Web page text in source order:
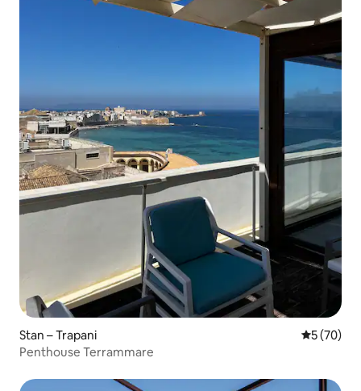
Stan – Trapani Prosječna
5 (70)
Penthouse Terrammare